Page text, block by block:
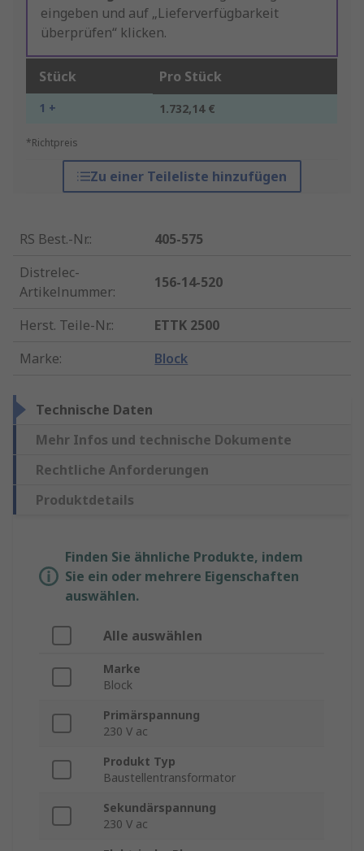
eingeben und auf „Lieferverfügbarkeit
überprüfen“ klicken.
Stück Pro Stück
1 + 1.732,14 €
*Richtpreis
Zu einer Teileliste hinzufügen
RS Best.-Nr.:
405-575
Distrelec-
Artikelnummer:
156-14-520
Herst. Teile-Nr.:
ETTK 2500
Marke: Block
Technische Daten
Mehr Infos und technische Dokumente
Rechtliche Anforderungen
Produktdetails
Finden Sie ähnliche Produkte, indem
Sie ein oder mehrere Eigenschaften
auswählen.
Alle auswählen
Marke
Block
Primärspannung
230 V ac
Produkt Typ
Baustellentransformator
Sekundärspannung
230 V ac